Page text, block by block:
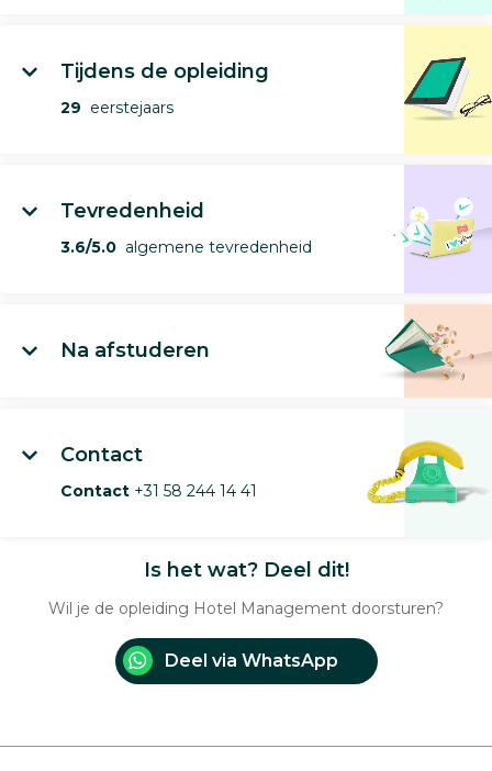
Tijdens de opleiding
29 eerstejaars
Tevredenheid
3.6/5.0 algemene tevredenheid
Na afstuderen
Contact
Contact +31 58 244 14 41
Is het wat? Deel dit!
Wil je de opleiding Hotel Management doorsturen?
Deel via WhatsApp